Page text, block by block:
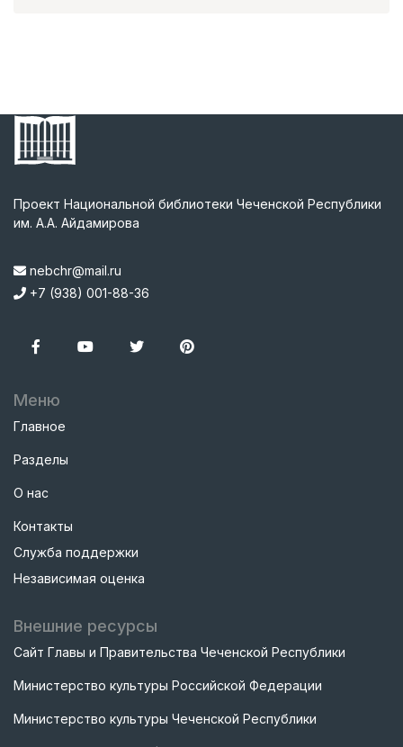
Проект Национальной библиотеки Чеченской Республики
им. А.А. Айдамирова
nebchr@mail.ru
+7 (938) 001-88-36
Меню
Главное
Разделы
О нас
Контакты
Служба поддержки
Независимая оценка
Внешние ресурсы
Сайт Главы и Правительства Чеченской Республики
Министерство культуры Российской Федерации
Министерство культуры Чеченской Республики